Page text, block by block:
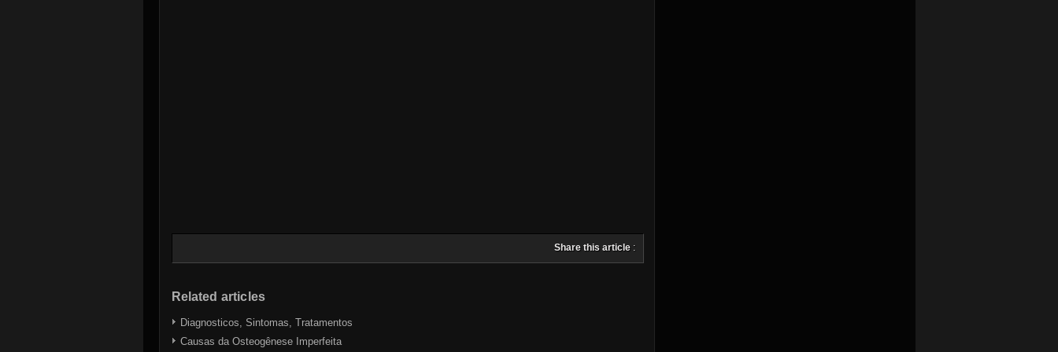
Share this article:
Related articles
Diagnosticos, Sintomas, Tratamentos
Causas da Osteogênese Imperfeita